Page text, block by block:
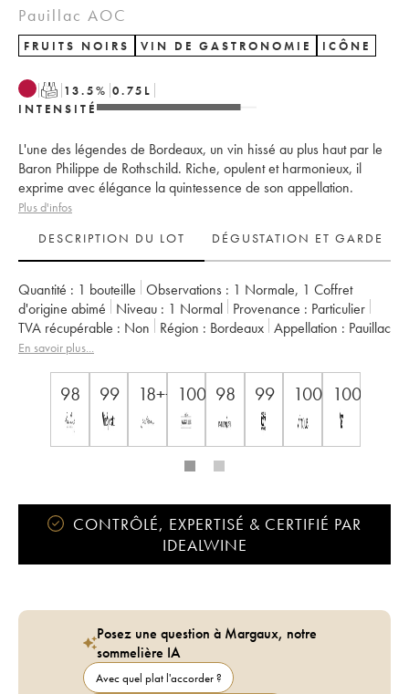
Pauillac AOC
FRUITS NOIRS VIN DE GASTRONOMIE ICÔNE
T 13.5% 0.75 L
INTENSITÉ
L'une des légendes de Bordeaux, un vin hissé au plus haut par le
Baron Philippe de Rothschild. Riche, opulent et harmonieux, il
exprime avec élégance la quintessence de son appellation.
Plus d'infos
DESCRIPTION DU LOT
DÉGUSTATION ET GARDE
Quantité : 1 bouteille Observations : 1 Normale, 1 Coffret
d'origine abimé
Niveau : 1 Normal Provenance : particulier
TVA récupérable :
non Région : Bordeaux Appellation : Pauillac
Classement :
En savoir plus...
98 99 18++ 100 98 99 100 100
CONTRÔLÉ, EXPERTISÉ & CERTIFIÉ PAR
IDEALWINE
Posez une question à Margaux, notre
sommelière IA
Avec quel plat l'accorder ?